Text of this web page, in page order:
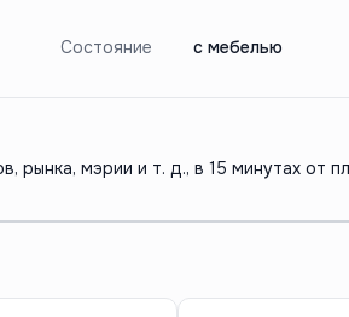
Состояние с мебелью
рынка, мэрии и т. д., в 15 минутах от